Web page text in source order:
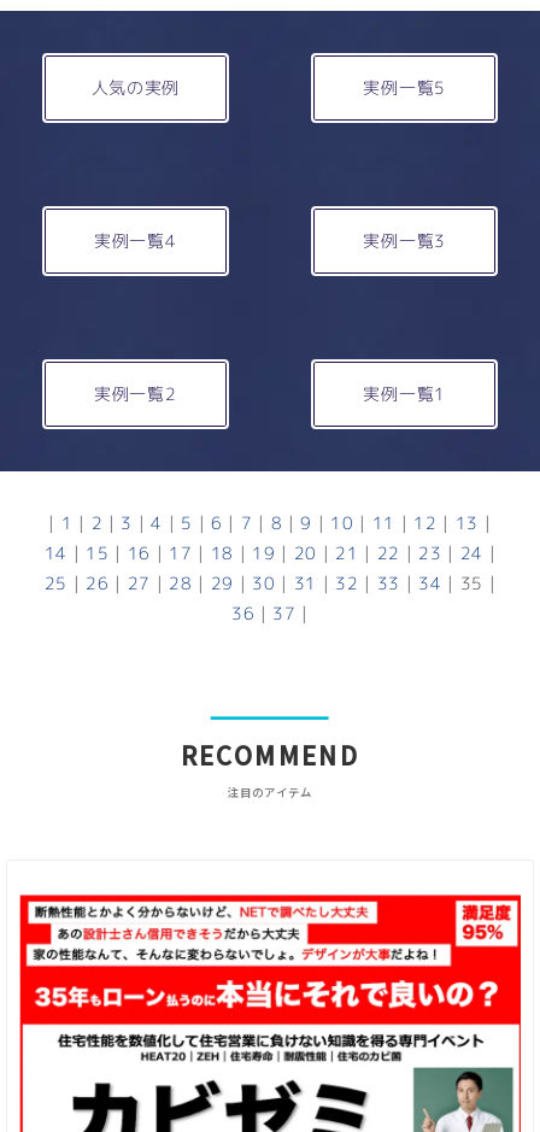
人気の実例 実例一覧5
実例一覧4 実例一覧3
実例一覧2 実例一覧1
| 1 | 2 | 3 | 4 | 5 | 6 | 7 | 8 | 9 | 10 | 11 | 12 | 13 |
14 | 15 | 16 | 17 | 18 | 19 | 20 | 21 | 22 | 23 | 24 |
25 | 26 | 27 | 28 | 29 | 30 | 31 | 32 | 33 | 34 | 35 |
36 | 37 |
RECOMMEND
注目のアイテム